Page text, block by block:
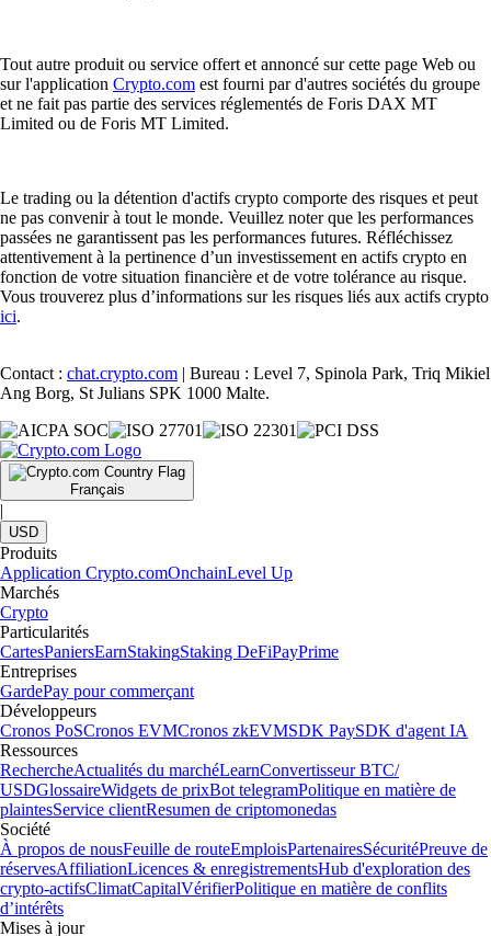
Tout autre produit ou service offert et annoncé sur cette page Web ou
sur l'application Crypto.com est fourni par d'autres sociétés du groupe
et ne fait pas partie des services réglementés de Foris DAX MT
Limited ou de Foris MT Limited.
Le trading ou la détention d'actifs crypto comporte des risques et peut
ne pas convenir à tout le monde. Veuillez noter que les performances
passées ne garantissent pas les performances futures. Réfléchissez
attentivement à la pertinence d’un investissement en actifs crypto en
fonction de votre situation financière et de votre tolérance au risque.
Vous trouverez plus d’informations sur les risques liés aux actifs crypto
ici.
Contact : chat.crypto.com | Bureau : Level 7, Spinola Park, Triq Mikiel
Ang Borg, St Julians SPK 1000 Malte.
Français
|
USD
Produits
Application Crypto.comOnchainLevel Up
Marchés
Crypto
Particularités
CartesPaniersEarnStakingStaking DeFiPayPrime
Entreprises
GardePay pour commerçant
Développeurs
Cronos PoSCronos EVMCronos zkEVMSDK PaySDK d'agent IA
Ressources
RechercheActualités du marchéLearnConvertisseur BTC/
USDGlossaireWidgets de prixBot telegramPolitique en matière de
plaintesService clientResumen de criptomonedas
Société
À propos de nousFeuille de routeEmploisPartenairesSécuritéPreuve de
réservesAffiliationLicences & enregistrementsHub d'exploration des
crypto-actifsClimatCapitalVérifierPolitique en matière de conflits
d’intérêts
Mises à jour